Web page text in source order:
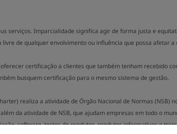
serviços. Imparcialidade significa agir de forma justa e
de qualquer envolvimento ou influência que possa afetar
certificação a clientes que também tenham recebido
busquem certificação para o mesmo sistema de gestão.
realiza a atividade de Órgão Nacional de Normas (NSB)
da atividade de NSB, que ajudam empresas em todo o
software, testes de produtos, produtos informativos e